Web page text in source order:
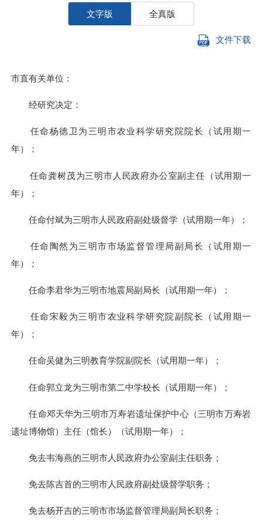
文字版 全真版
文件下载
市直有关单位：
经研究决定：
任命杨德卫为三明市农业科学研究院院长（试用期一
年）；
任命龚树茂为三明市人民政府办公室副主任（试用期一
年）；
任命付斌为三明市人民政府副处级督学（试用期一年）；
任命陶然为三明市市场监督管理局副局长（试用期一
年）；
任命李君华为三明市地震局副局长（试用期一年）；
任命宋毅为三明市农业科学研究院副院长（试用期一
年）；
任命吴健为三明教育学院副院长（试用期一年）；
任命郭立龙为三明市第二中学校长（试用期一年）；
任命邓天华为三明市万寿岩遗址保护中心（三明市万寿岩
遗址博物馆）主任（馆长）（试用期一年）；
免去韦海燕的三明市人民政府办公室副主任职务；
免去陈吉首的三明市人民政府副处级督学职务；
免去杨开吉的三明市市场监督管理局副局长职务；